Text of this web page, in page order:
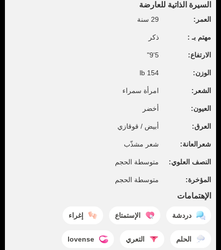
السيرة الذاتية للعارضة
العمر: 29 سنة
مهتم بـ : ذكر
الارتفاع: 5'9"
الوزن: 154 lb
الشعر: امرأة سمراء
العيون: أخضر
العرق: أبيض / قوقازي
شعرالعانة: شعر مشذّب
النصف العلوي: متوسطة الحجم
المؤخرة: متوسطة الحجم
الإهتمامات
دردشة الإستمتاع إغراء
الحلم التعري lovense